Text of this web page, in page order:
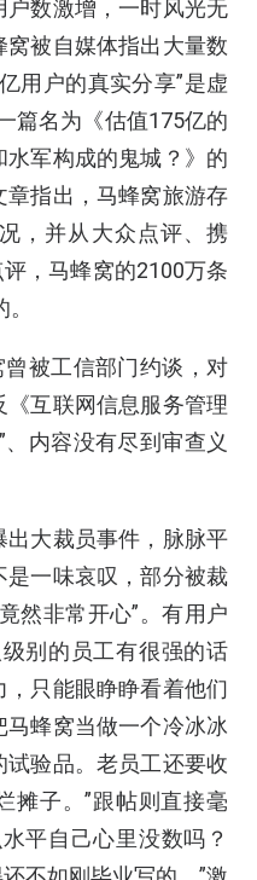
数激增，一时风光无
被自媒体指出大量数
用户的真实分享”是虚
篇名为《估值175亿的
军构成的鬼城？》的
章指出，马蜂窝旅游存
，并从大众点评、携
，马蜂窝的2100万条
被工信部门约谈，对
互联网信息服务管理
内容没有尽到审查义
出大裁员事件，脉脉平
一味哀叹，部分被裁
然非常开心”。有用户
别的员工有很强的话
只能眼睁睁看着他们
蜂窝当做一个冷冰冰
验品。老员工还要收
摊子。”跟帖则直接毫
平自己心里没数吗？